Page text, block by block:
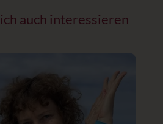
auch interessieren